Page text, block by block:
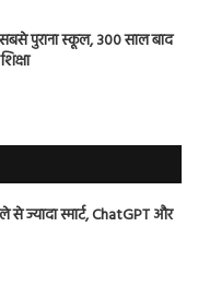
पुराना स्कूल, 300 साल बाद
से ज्यादा स्मार्ट, ChatGPT और